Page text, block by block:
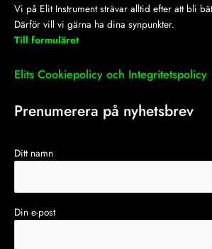
Vi på Elit Instrument strävar alltid efter att bli
Därför vill vi gärna ha dina synpunkter.
Till formuläret
Elits Cookiepolicy och Integritetspolicy
Prenumerera på nyhetsbrev
Ditt namn
Din e-post